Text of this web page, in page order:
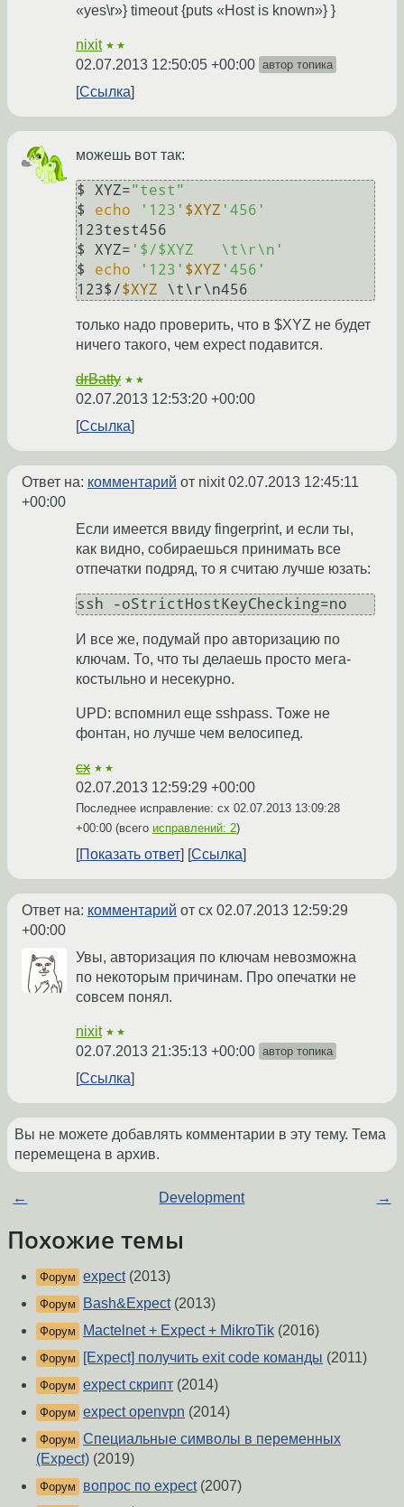
«yes\r»} timeout {puts «Host is known»} }
nixit ★★
02.07.2013 12:50:05 +00:00 автор топика
Ссылка
можешь вот так:
$ XYZ="test"
$ echo '123' $XYZ '456'
123test456
$ XYZ= '$/$XYZ   \t\r\n'
$ echo '123' $XYZ '456'
123$/$XYZ
только надо проверить, что в $XYZ не будет
ничего такого, чем expect подавится.
drBatty ★★
02.07.2013 12:53:20 +00:00
Ссылка
Ответ на: комментарий от nixit02.07.2013 12:45:11
+00:00
Если имеется ввиду fingerprint, и если ты,
как видно, собираешься принимать все
отпечатки подряд, то я считаю лучше юзать:
ssh -oStrictHostKeyChecking=no
И все же, подумай про авторизацию по
ключам. То, что ты делаешь просто мега-
костыльно и несекурно.
UPD: вспомнил еще sshpass. Тоже не
фонтан, но лучше чем велосипед.
cx ★★
02.07.2013 12:59:29 +00:00
Последнее исправление: cx 02.07.2013 13:09:28
+00:00 (всего исправлений: 2)
Показать ответ Ссылка
Ответ на: комментарий от cx 02.07.2013 12:59:29
+00:00
Увы, авторизация по ключам невозможна
по некоторым причинам. Про опечатки не
совсем понял.
nixit ★★
02.07.2013 21:35:13 +00:00 автор топика
Ссылка
Вы не можете добавлять комментарии в эту тему. Тема
перемещена в архив.
← Development →
Похожие темы
Форум expect(2013)
Форум Bash&Expect(2013)
Форум Mactelnet + Expect + MikroTik (2016)
Форум [Expect] получить exit code команды (2011)
Форум expect скрипт (2014)
Форум expect openvpn (2014)
Форум Специальные символы в переменных
(Expect) (2019)
Форум вопрос по expect(2007)